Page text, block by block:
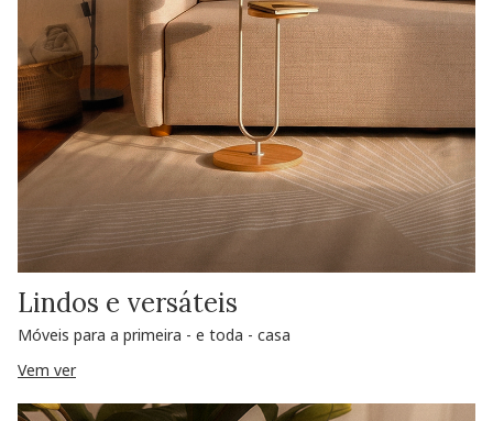
Lindos e versáteis
Móveis para a primeira - e toda - casa
Vem ver